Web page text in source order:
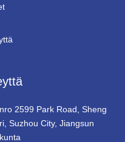
2599 Park Road, Sheng
Suzhou City, Jiangsun